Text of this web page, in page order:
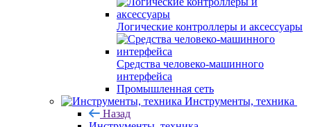
Логические контроллеры и аксессуары
Средства человеко-машинного
интерфейса
Промышленная сеть
Инструменты, техника
Назад